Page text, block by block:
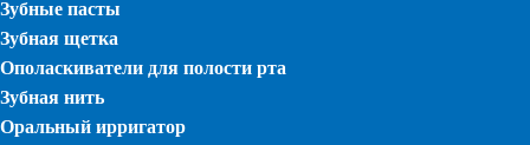
Зубные пасты
Зубная щетка
Ополаскиватели для полости рта
Зубная нить
Оральный ирригатор